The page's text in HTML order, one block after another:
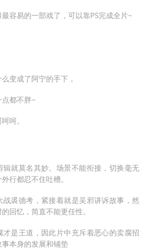
容易的一部戏了，可以靠PS完成全片~
变成了阿宁的手下，
都不胖~
呵。
辑就莫名其妙。场景不能衔接，切换毫无
行都忍不住吐槽。
战裘德考，紧接着就是吴邪讲诉故事，然
回忆，简直不能更任性。
才是王道，因此片中充斥着恶心的卖腐招
本身的发展和铺垫